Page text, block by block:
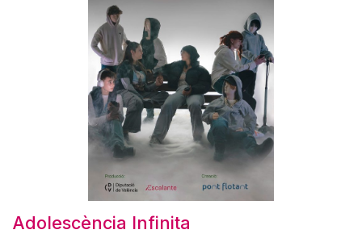
Adolescència Infinita